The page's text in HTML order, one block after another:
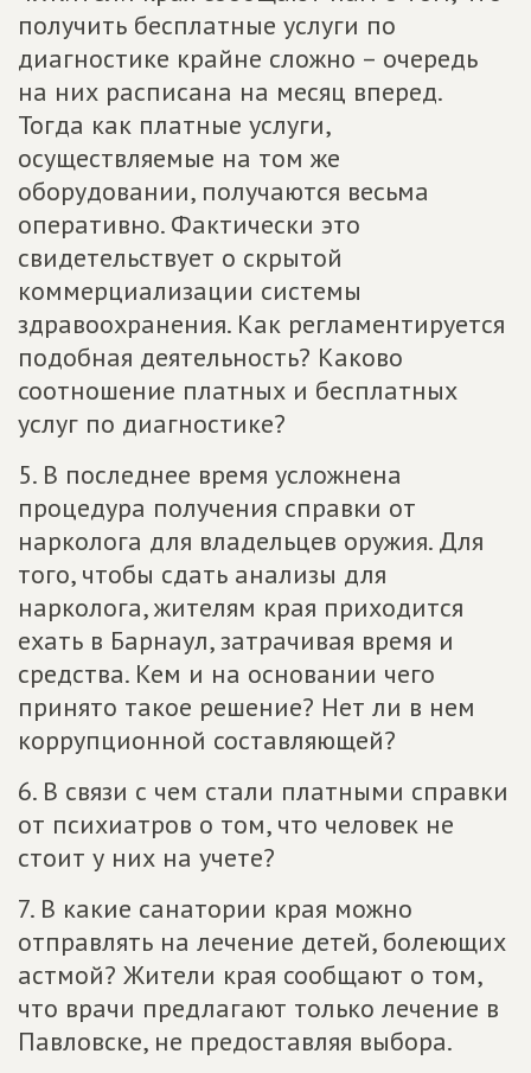
получить бесплатные услуги по
диагностике крайне сложно – очередь
на них расписана на месяц вперед.
Тогда как платные услуги,
осуществляемые на том же
оборудовании, получаются весьма
оперативно. Фактически это
свидетельствует о скрытой
коммерциализации системы
здравоохранения. Как регламентируется
подобная деятельность? Каково
соотношение платных и бесплатных
услуг по диагностике?
5. В последнее время усложнена
процедура получения справки от
нарколога для владельцев оружия. Для
того, чтобы сдать анализы для
нарколога, жителям края приходится
ехать в Барнаул, затрачивая время и
средства. Кем и на основании чего
принято такое решение? Нет ли в нем
коррупционной составляющей?
6. В связи с чем стали платными справки
от психиатров о том, что человек не
стоит у них на учете?
7. В какие санатории края можно
отправлять на лечение детей, болеющих
астмой? Жители края сообщают о том,
что врачи предлагают только лечение в
Павловске, не предоставляя выбора.